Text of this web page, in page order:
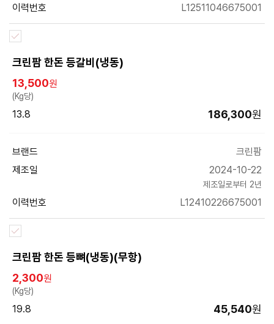
이력번호 L12511046675001
크린팜 한돈 등갈비(냉동)
브랜드
크린팜
제조일
2024-10-22
제조일로부터 2년
이력번호 L12410226675001
13,500원
(Kg당)
13.8 186,300원
크린팜 한돈 등뼈(냉동)(무항)
2,300원
(Kg당)
19.8 45,540원